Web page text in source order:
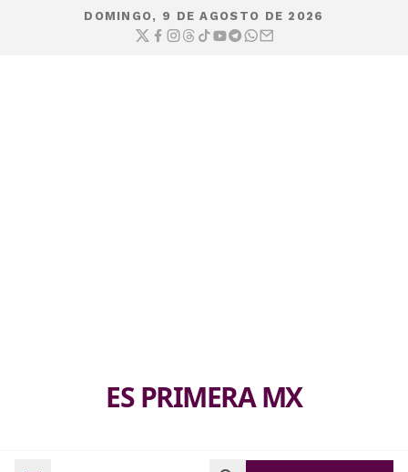
DOMINGO, 9 DE AGOSTO DE 2026
ES PRIMERA MX